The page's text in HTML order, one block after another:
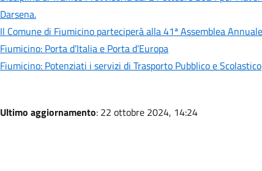
Darsena.
Il Comune di Fiumicino parteciperà alla 41ª Assemblea Annuale
Fiumicino: Porta d’Italia e Porta d’Europa
Fiumicino: Potenziati i servizi di Trasporto Pubblico e Scolastico
Ultimo aggiornamento: 22 ottobre 2024, 14:24